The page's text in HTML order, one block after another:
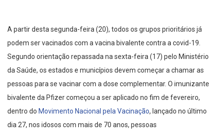
A partir desta segunda-feira (20), todos os grupos prioritários já
podem ser vacinados com a vacina bivalente contra a covid-19.
Segundo orientação repassada na sexta-feira (17) pelo Ministério
da Saúde, os estados e municípios devem começar a chamar as
pessoas para se vacinar com a dose complementar. O imunizante
bivalente da Pfizer começou a ser aplicado no fim de fevereiro,
dentro do Movimento Nacional pela Vacinação, lançado no último
dia 27, nos idosos com mais de 70 anos, pessoas